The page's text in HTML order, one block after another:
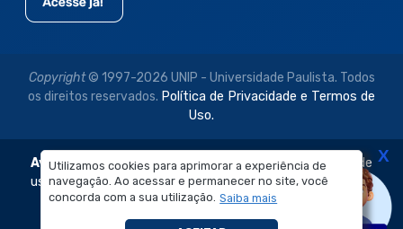
Utilizamos cookies para aprimorar a experiência de
navegação. Ao acessar e permanecer no site, você
concorda com a sua utilização. Saiba mais
Copyright© 1997-2026 UNIP - Universidade Paulista. Todos
os direitos reservados. Política de Privacidade e Termos de
Uso.
Aviso Legal: As imagens disponibilizadas neste site são de
uso exclusivo institucional do Sistema de Ensino Objetivo e
da Universidade Paulista – UNIP.
É proibida a reprodução, utilização, edição ou
X